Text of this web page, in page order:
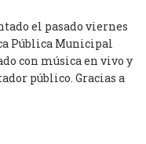
el pasado viernes
Pública Municipal
con música en vivo y
público. Gracias a